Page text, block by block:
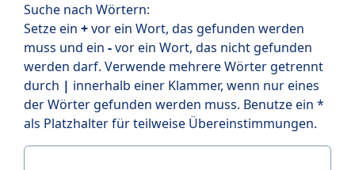
Suche nach Wörtern:
Setze ein +vor ein Wort, das gefunden werden
muss und ein -vor ein Wort, das nicht gefunden
werden darf. Verwende mehrere Wörter getrennt
durch | innerhalb einer Klammer, wenn nur eines
der Wörter gefunden werden muss. Benutze ein *
als Platzhalter für teilweise Übereinstimmungen.